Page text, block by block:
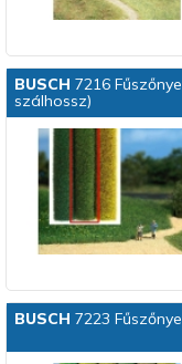
BUSCH 7216
szálhossz)
BUSCH 7223